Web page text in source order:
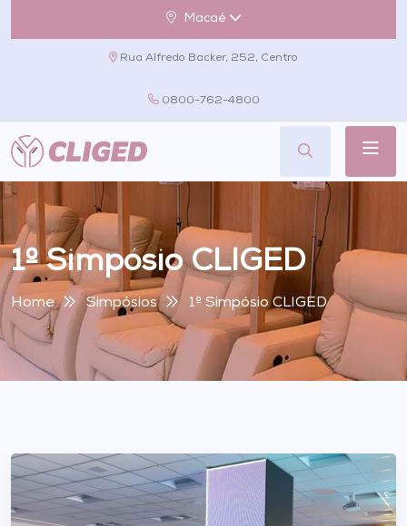
Macaé
Rua Alfredo Backer, 252, Centro
0800-762-4800
1º Simpósio CLIGED
Home Simpósios 1º Simpósio CLIGED